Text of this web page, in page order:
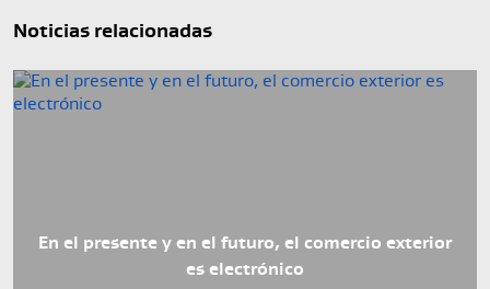
Noticias relacionadas
En el presente y en el futuro, el comercio exterior
es electrónico